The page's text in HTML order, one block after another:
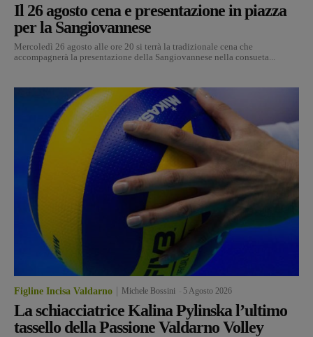
Il 26 agosto cena e presentazione in piazza
per la Sangiovannese
Mercoledì 26 agosto alle ore 20 si terrà la tradizionale cena che
accompagnerà la presentazione della Sangiovannese nella consueta...
Figline Incisa Valdarno Michele Bossini 5 Agosto 2026
La schiacciatrice Kalina Pylinska l’ultimo
tassello della Passione Valdarno Volley